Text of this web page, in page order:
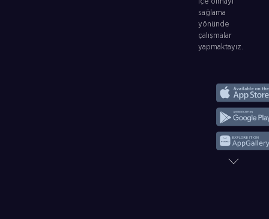
sağlama
yönünde
çalışmalar
yapmaktayız.